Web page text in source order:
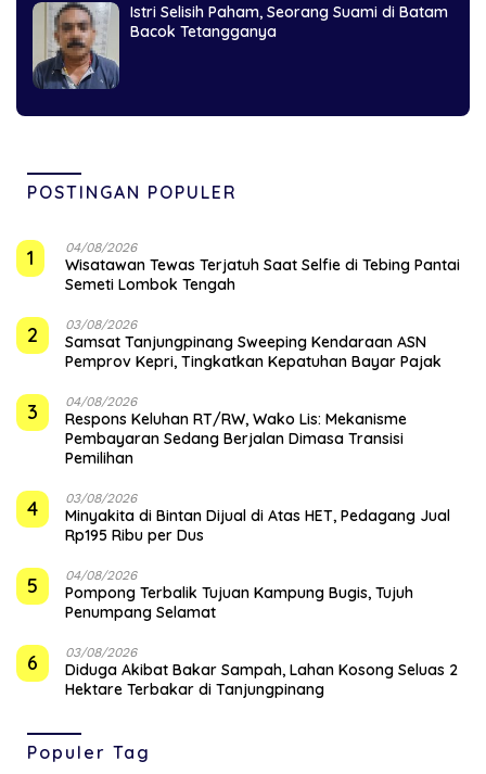
Istri Selisih Paham, Seorang Suami di Batam
Bacok Tetangganya
POSTINGAN POPULER
1 04/08/2026
Wisatawan Tewas Terjatuh Saat Selfie di Tebing Pantai
Semeti Lombok Tengah
2 03/08/2026
Samsat Tanjungpinang Sweeping Kendaraan ASN
Pemprov Kepri, Tingkatkan Kepatuhan Bayar Pajak
3 04/08/2026
‎Respons Keluhan RT/RW, Wako Lis: Mekanisme
Pembayaran Sedang Berjalan Dimasa Transisi
Pemilihan
4 03/08/2026
Minyakita di Bintan Dijual di Atas HET, Pedagang Jual
Rp195 Ribu per Dus
5 04/08/2026
Pompong Terbalik Tujuan Kampung Bugis, Tujuh
Penumpang Selamat
6 03/08/2026
Diduga Akibat Bakar Sampah, Lahan Kosong Seluas 2
Hektare Terbakar di Tanjungpinang
Populer Tag